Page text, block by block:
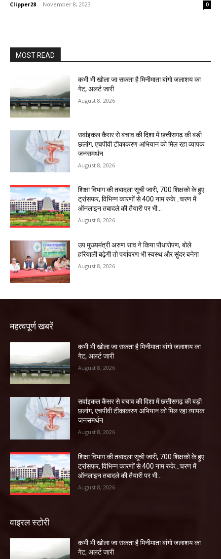
Clipper28 - November 8, 2023 0
MOST READ
कभी भी खोला जा सकता है मिनीमाता बांगो जलाशय का
गेट, अलर्ट जारी
August 8, 2026
सर्वाइकल कैंसर से बचाव की दिशा में छत्तीसगढ़ की बड़ी
छलांग, एचपीवी टीकाकरण अभियान को मिल रहा व्यापक
जनसमर्थन
August 8, 2026
शिक्षा विभाग की तबादला सूची जारी, 700 शिक्षको के हुए
ट्रांसफर, विभिन्न कारणों से 400 नाम रुके…चरण में
ऑनलाइन तबादले की तैयारी पर भी...
August 8, 2026
उप मुख्यमंत्री अरुण साव ने किया पौधारोपण, बोले
हरियाली बढ़ेगी तो पर्यावरण भी स्वस्थ और सुंदर बनेगा
August 8, 2026
महत्वपूर्ण खबरें
कभी भी खोला जा सकता है मिनीमाता बांगो जलाशय का
गेट, अलर्ट जारी
August 8, 2026
सर्वाइकल कैंसर से बचाव की दिशा में छत्तीसगढ़ की बड़ी
छलांग, एचपीवी टीकाकरण अभियान को मिल रहा व्यापक
जनसमर्थन
August 8, 2026
शिक्षा विभाग की तबादला सूची जारी, 700 शिक्षको के हुए
ट्रांसफर, विभिन्न कारणों से 400 नाम रुके…चरण में
ऑनलाइन तबादले की तैयारी पर भी...
August 8, 2026
वाइरल स्टोरी
कभी भी खोला जा सकता है मिनीमाता बांगो जलाशय का
गेट, अलर्ट जारी